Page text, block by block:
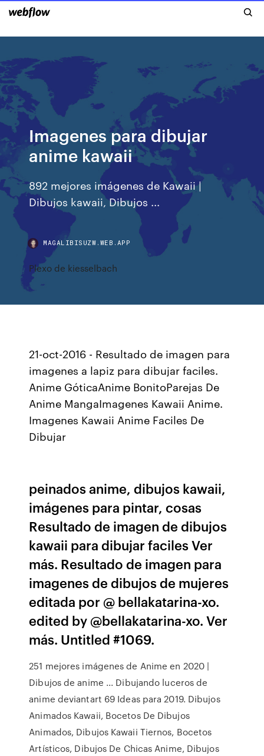
Imagenes para dibujar
anime kawaii
892 mejores imágenes de Kawaii |
Dibujos kawaii, Dibujos ...
MAGALIBISUZW.WEB.APP
Plexo de kiesselbach
21-oct-2016 - Resultado de imagen para
imagenes a lapiz para dibujar faciles.
Anime GóticaAnime BonitoParejas De
Anime MangaImagenes Kawaii Anime.
Imagenes Kawaii Anime Faciles De
Dibujar
peinados anime, dibujos kawaii,
imágenes para pintar, cosas
Resultado de imagen de dibujos
kawaii para dibujar faciles Ver
más. Resultado de imagen para
imagenes de dibujos de mujeres
editada por @ bellakatarina-xo.
edited by @bellakatarina-xo. Ver
más. Untitled #1069.
251 mejores imágenes de Anime en 2020 |
Dibujos de anime ... Dibujando luceros de
anime deviantart 69 Ideas para 2019. Dibujos
Animados Kawaii, Bocetos De Dibujos
Animados, Dibujos Kawaii Tiernos, Bocetos
Artísticos, Dibujos De Chicas Anime, Dibujos